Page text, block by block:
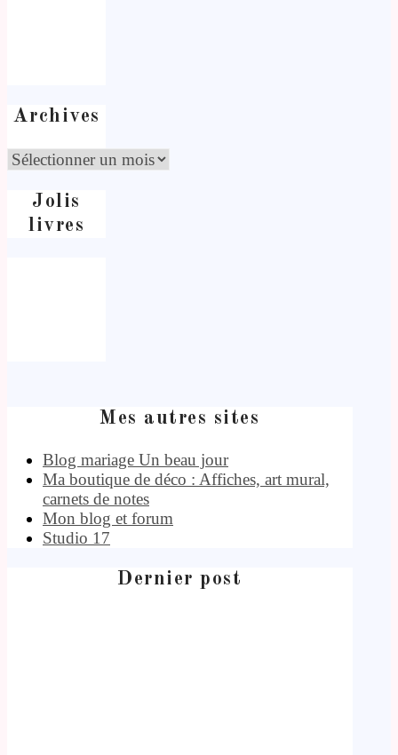
Archives
Jolis
livres
Mes autres sites
Blog mariage Un beau jour
Ma boutique de déco : Affiches, art mural,
carnets de notes
Mon blog et forum
Studio 17
Dernier post